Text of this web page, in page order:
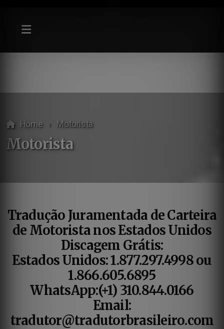
Home Motorista
Motorista
Tradução Juramentada de Carteira
de Motorista nos Estados Unidos
Discagem Grátis:
Estados Unidos: 1.877.297.4998 ou
1.866.605.6895
WhatsApp:(+1) 310.844.0166
Email:
tradutor@tradutorbrasileiro.com